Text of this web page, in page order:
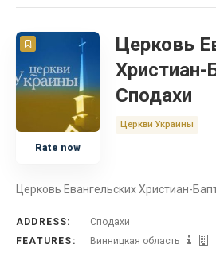
Rate now
Церковь
Христиан-
Сподахи
Церкви Украины
Церковь Евангельских Христиан-
ADDRESS:
Сподахи
FEATURES:
Винницкая область